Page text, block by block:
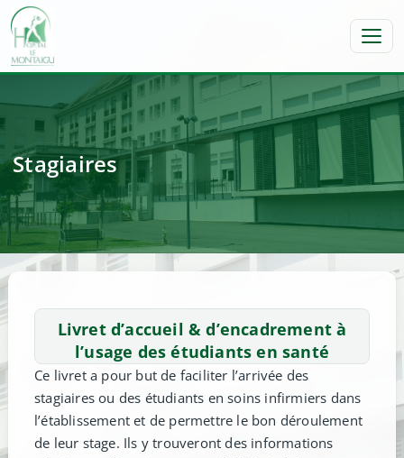
Stagiaires
Livret d’accueil & d’encadrement à
l’usage des étudiants en santé
Ce livret a pour but de faciliter l’arrivée des
stagiaires ou des étudiants en soins infirmiers dans
l’établissement et de permettre le bon déroulement
de leur stage. Ils y trouveront des informations